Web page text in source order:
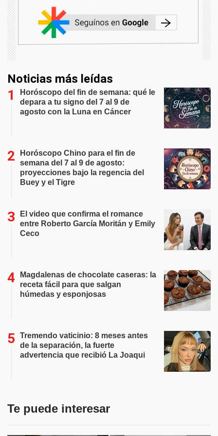
Noticias más leídas
Horóscopo del fin de semana: qué le
depara a tu signo del 7 al 9 de
agosto con la Luna en Cáncer
Horóscopo Chino para el fin de
semana del 7 al 9 de agosto:
proyecciones bajo la regencia del
Buey y el Tigre
El video que confirma el romance
entre Roberto García Moritán y Emily
Ceco
Magdalenas de chocolate caseras: la
receta fácil para que salgan
húmedas y esponjosas
Tremendo vaticinio: 8 meses antes
de la separación, la fuerte
advertencia que recibió La Joaqui
Te puede interesar